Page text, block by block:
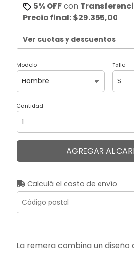
5% OFFcon
Precio final:$29.355,00
Ver cuotas y descuentos
Modelo Talle
Cantidad
AGREGAR AL
Calculá el costo de envío
La remera combina un diseño